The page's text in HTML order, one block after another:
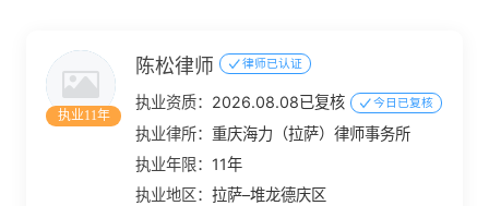
执业11年
陈松律师 律师已认证
执业资质： 2026.08.08已复核 今日已复核
执业律所：重庆海力（拉萨）律师事务所
执业年限： 11年
执业地区：拉萨–堆龙德庆区